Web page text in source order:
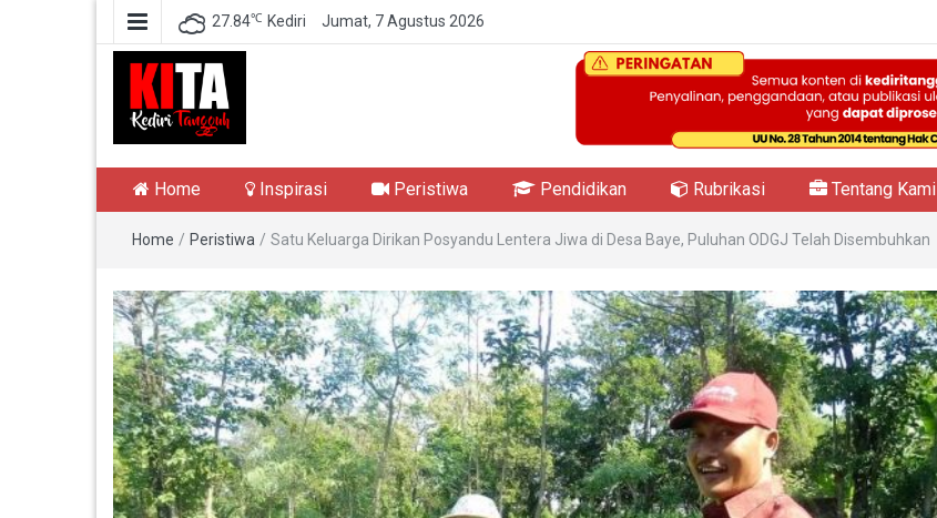
27.84℃ Kediri Jumat, 7 Agustus 2026
Kediri Tangguh
Home Inspirasi Peristiwa Pendidikan Rubrikasi Tentang Kami
Home / Peristiwa / Satu Keluarga Dirikan Posyandu Lentera Jiwa di Desa Baye, Puluhan ODGJ Telah Disembuhkan